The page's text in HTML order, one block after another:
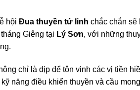
hội Đua thuyền tứ linh chắc chắn sẽ
Giêng tại Lý Sơn, với những
chỉ là dịp để tôn vinh các vị tiền
năng điều khiển thuyền và cầu